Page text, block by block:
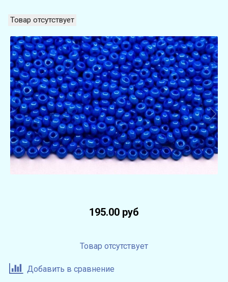
Товар отсутствует
195.00 руб
Товар отсутствует
Добавить в сравнение